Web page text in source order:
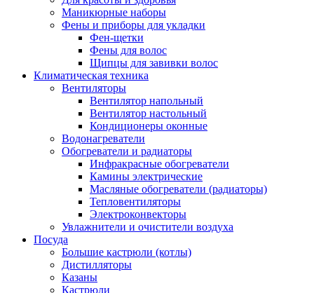
Маникюрные наборы
Фены и приборы для укладки
Фен-щетки
Фены для волос
Щипцы для завивки волос
Климатическая техника
Вентиляторы
Вентилятор напольный
Вентилятор настольный
Кондиционеры оконные
Водонагреватели
Обогреватели и радиаторы
Инфракрасные обогреватели
Камины электрические
Масляные обогреватели (радиаторы)
Тепловентиляторы
Электроконвекторы
Увлажнители и очистители воздуха
Посуда
Большие кастрюли (котлы)
Дистилляторы
Казаны
Кастрюли